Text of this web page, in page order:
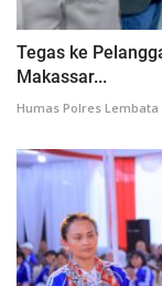
Tegas ke
Makassar...
Humas Polres Lembata